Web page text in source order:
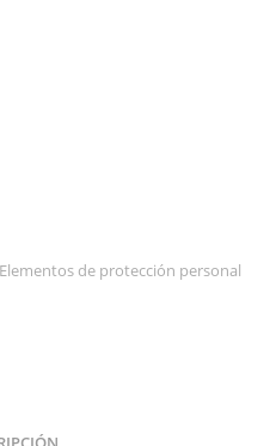
Elementos de protección personal